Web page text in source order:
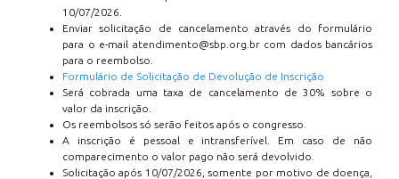
10/07/2026.
Enviar solicitação de cancelamento através do formulário
para o e-mail atendimento@sbp.org.br com dados bancários
para o reembolso.
Formulário de Solicitação de Devolução de Inscrição
Será cobrada uma taxa de cancelamento de 30% sobre o
valor da inscrição.
Os reembolsos só serão feitos após o congresso.
A inscrição é pessoal e intransferível. Em caso de não
comparecimento o valor pago não será devolvido.
Solicitação após 10/07/2026, somente por motivo de doença,